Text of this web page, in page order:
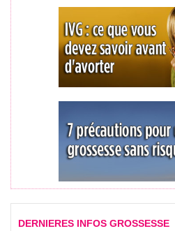
DERNIERES INFOS GROSSESSE